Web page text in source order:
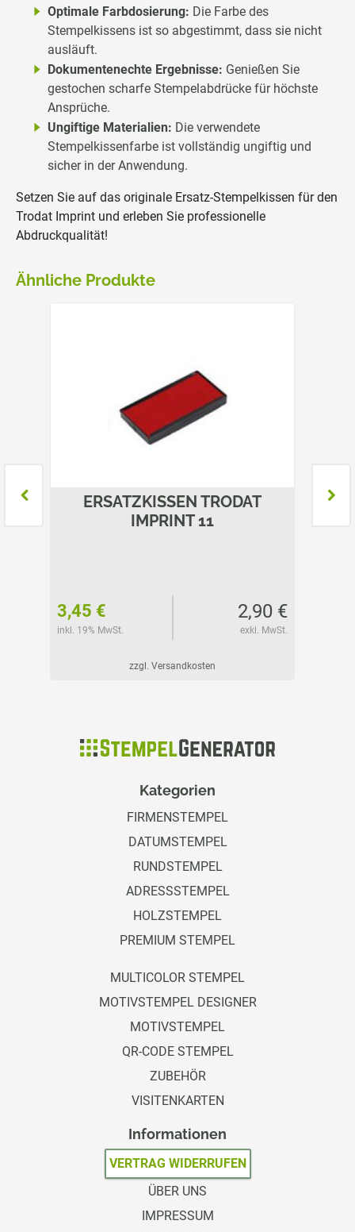
Optimale Farbdosierung: Die Farbe des
Stempelkissens ist so abgestimmt, dass sie nicht
ausläuft.
Dokumentenechte Ergebnisse: Genießen Sie
gestochen scharfe Stempelabdrücke für höchste
Ansprüche.
Ungiftige Materialien: Die verwendete
Stempelkissenfarbe ist vollständig ungiftig und
sicher in der Anwendung.
Setzen Sie auf das originale Ersatz-Stempelkissen für den
Trodat Imprint und erleben Sie professionelle
Abdruckqualität!
Ähnliche Produkte
ERSATZKISSEN TRODAT
IMPRINT 11
3,45 €
inkl. 19% MwSt.
2,90 €
exkl. MwSt.
zzgl. Versandkosten
Kategorien
FIRMENSTEMPEL
DATUMSTEMPEL
RUNDSTEMPEL
ADRESSSTEMPEL
HOLZSTEMPEL
PREMIUM STEMPEL
MULTICOLOR STEMPEL
MOTIVSTEMPEL DESIGNER
MOTIVSTEMPEL
QR-CODE STEMPEL
ZUBEHÖR
VISITENKARTEN
Informationen
VERTRAG WIDERRUFEN
ÜBER UNS
IMPRESSUM